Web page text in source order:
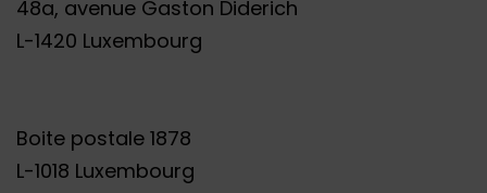
48a, avenue Gaston Diderich
L-1420 Luxembourg
Boite postale 1878
L-1018 Luxembourg